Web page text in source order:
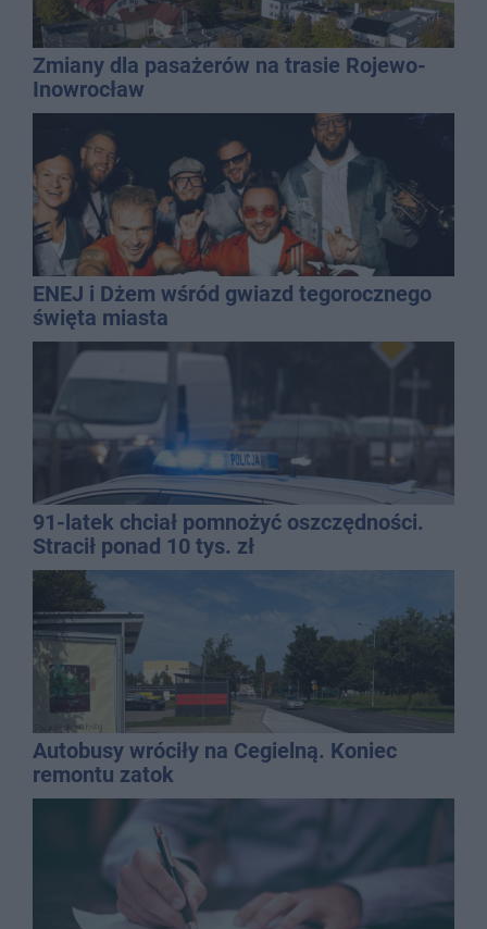
Zmiany dla pasażerów na trasie Rojewo-
Inowrocław
ENEJ i Dżem wśród gwiazd tegorocznego
święta miasta
91-latek chciał pomnożyć oszczędności.
Stracił ponad 10 tys. zł
Autobusy wróciły na Cegielną. Koniec
remontu zatok